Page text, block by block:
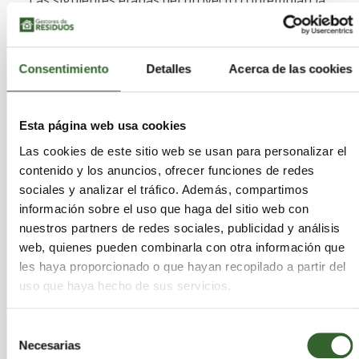
Consentimiento Detalles Acerca de las cookies
Esta página web usa cookies
Las cookies de este sitio web se usan para personalizar el
contenido y los anuncios, ofrecer funciones de redes
sociales y analizar el tráfico. Además, compartimos
información sobre el uso que haga del sitio web con
nuestros partners de redes sociales, publicidad y análisis
web, quienes pueden combinarla con otra información que
les haya proporcionado o que hayan recopilado a partir del
uso que haya hecho de sus servicios.
Necesarias
optimización de los procesos productivos, la
certificación de los nuevos materiales y su futura
transferencia al ámbito industrial, con
posibilidades de extender esta tecnología a otros
termoestables.
Innovación colaborativa para
acelerar la economía circular
El proyecto reúne a empresas y centros
tecnológicos especializados para cubrir toda la
cadena de valor del reciclado del poliuretano